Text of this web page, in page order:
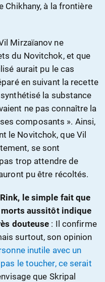
Chikhany, à la frontière
Mirzaïanov ne
du Novitchok, et que
aurait pu le cas
en suivant la recette
la substance
ne pas connaître la
composants ». Ainsi,
le Novitchok, que Vil
se sont
trop attendre de
pu être récoltés.
le simple fait que
aussitôt indique
douteuse : Il confirme
surtout, son opinion
inutile avec un
le toucher, ce serait
que Skripal